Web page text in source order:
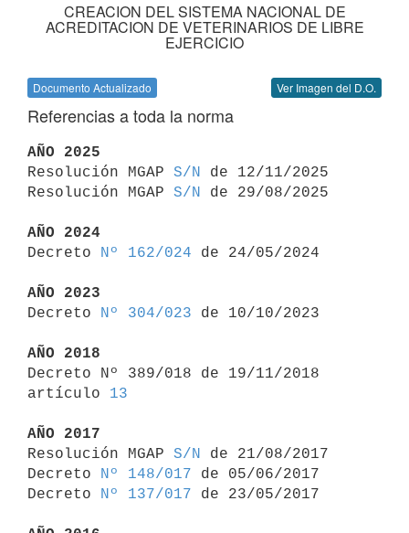
CREACION DEL SISTEMA NACIONAL DE
ACREDITACION DE VETERINARIOS DE LIBRE
EJERCICIO
Documento Actualizado Ver Imagen del D.O.
Referencias a toda la norma
AÑO 2025
Resolución MGAP S/N
de 12/11/2025
Resolución MGAP S/N de 29/08/2025
AÑO 2024
Decreto
Nº 162/024 de 24/05/2024
AÑO 2023
Decreto
Nº 304/023 de 10/10/2023
AÑO 2018
Decreto Nº 389/018 de 19/11/2018
artículo 13
AÑO 2017
Resolución MGAP S/N
de 21/08/2017
Decreto
Nº 148/017 de 05/06/2017
Decreto
Nº 137/017 de 23/05/2017